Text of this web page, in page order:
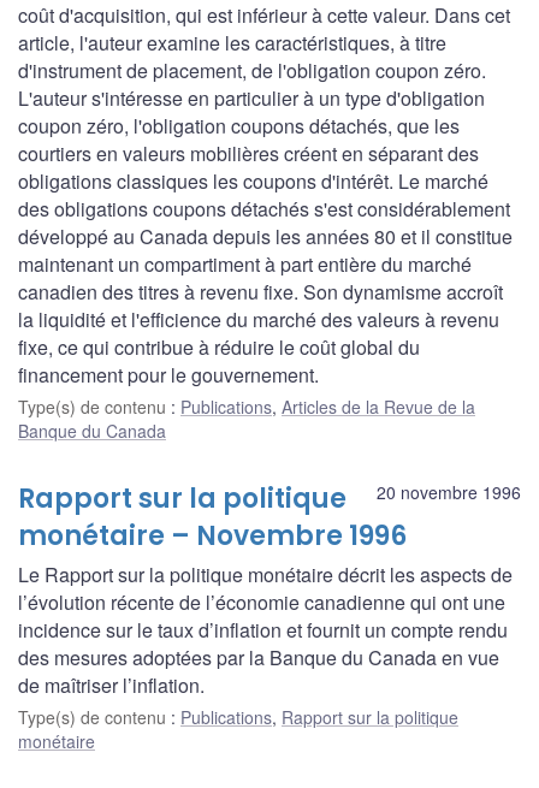
coût d'acquisition, qui est inférieur à cette valeur. Dans cet
article, l'auteur examine les caractéristiques, à titre
d'instrument de placement, de l'obligation coupon zéro.
L'auteur s'intéresse en particulier à un type d'obligation
coupon zéro, l'obligation coupons détachés, que les
courtiers en valeurs mobilières créent en séparant des
obligations classiques les coupons d'intérêt. Le marché
des obligations coupons détachés s'est considérablement
développé au Canada depuis les années 80 et il constitue
maintenant un compartiment à part entière du marché
canadien des titres à revenu fixe. Son dynamisme accroît
la liquidité et l'efficience du marché des valeurs à revenu
fixe, ce qui contribue à réduire le coût global du
financement pour le gouvernement.
Type(s) de contenu : Publications, Articles de la Revue de la
Banque du Canada
20 novembre 1996
Rapport sur la politique
monétaire – Novembre 1996
Le Rapport sur la politique monétaire décrit les aspects de
l’évolution récente de l’économie canadienne qui ont une
incidence sur le taux d’inflation et fournit un compte rendu
des mesures adoptées par la Banque du Canada en vue
de maîtriser l’inflation.
Type(s) de contenu : Publications, Rapport sur la politique
monétaire